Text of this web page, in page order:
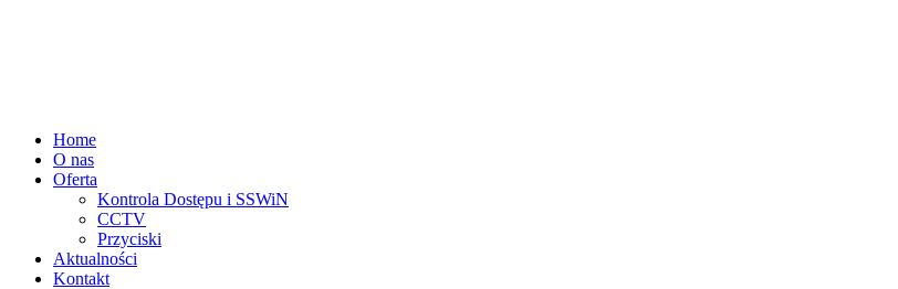
Home
O nas
Oferta
Kontrola Dostępu i SSWiN
CCTV
Przyciski
Aktualności
Kontakt